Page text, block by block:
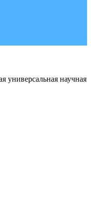
универсальная научная